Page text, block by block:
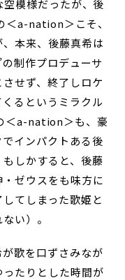
模様だったが、後
＜a-nation＞こそ、
本来、後藤真希は
制作プロデューサ
せず、終了しロケ
るというミラクル
＜a-nation＞も、豪
インパクトある後
しかすると、後藤
ゼウスをも味方に
てしまった歌姫と
い）。
歌を口ずさみなが
たりとした時間が